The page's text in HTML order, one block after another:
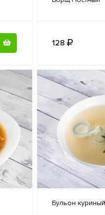
128
Бульон куриный